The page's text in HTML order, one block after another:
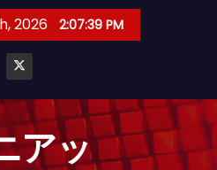
2026 2:07:40 PM
アッ